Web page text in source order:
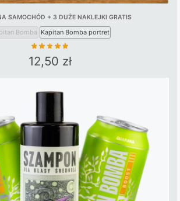
SAMOCHÓD + 3 DUŻE NAKLEJKI GRATIS
Bomba Kapitan Bomba portret
12,50 zł
This
product
multiple
variants.
The
options
may
be